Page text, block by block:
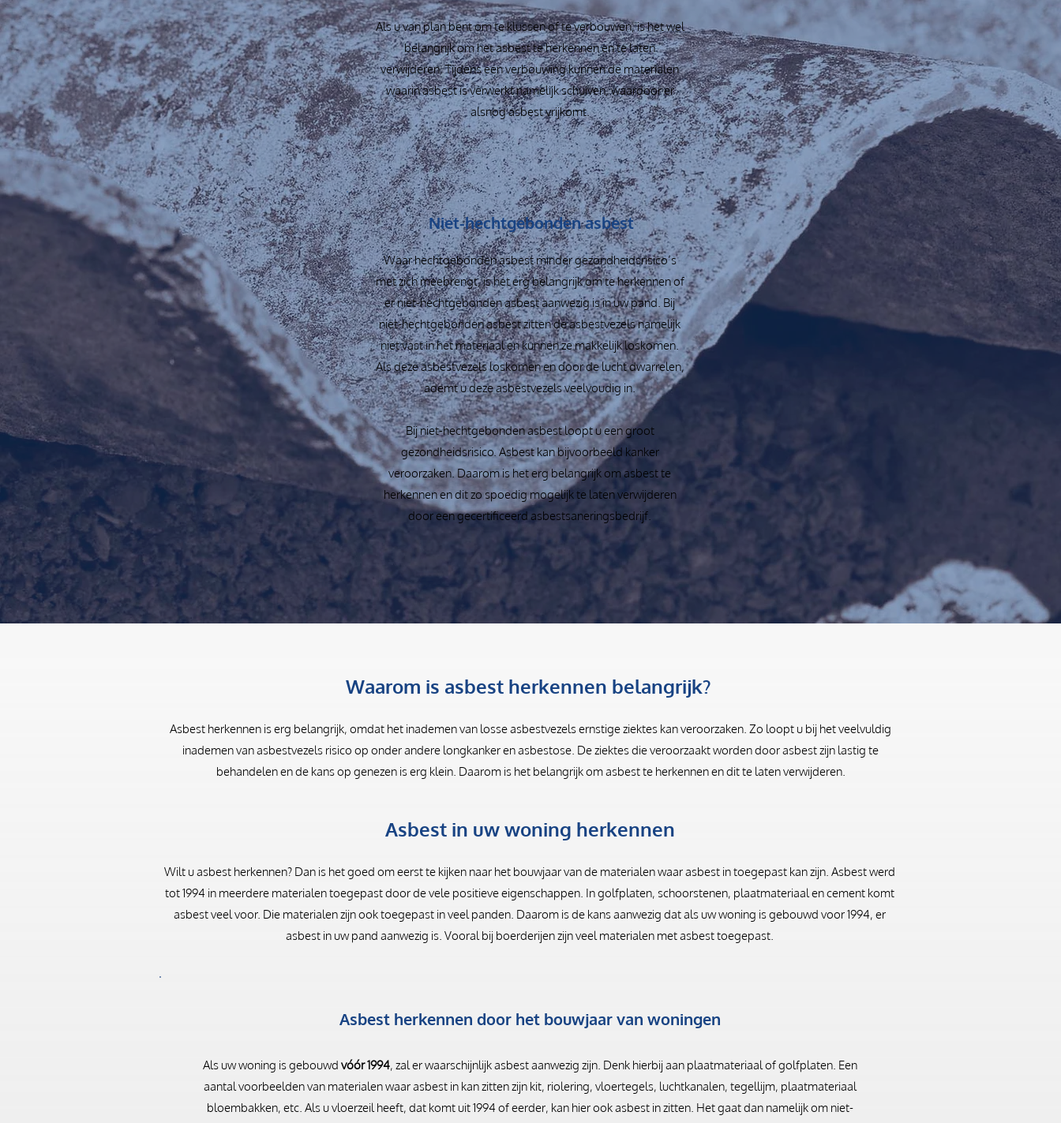
Als u van plan bent om te klussen of te verbouwen, is het wel
belangrijk om het asbest te herkennen en te laten
verwijderen. Tijdens een verbouwing kunnen de materialen
waarin asbest is verwerkt namelijk schuiven, waardoor er
alsnog asbest vrijkomt.
Niet-hechtgebonden asbest
Waar hechtgebonden asbest minder gezondheidsrisico’s
met zich meebrengt, is het erg belangrijk om te herkennen of
er niet-hechtgebonden asbest aanwezig is in uw pand. Bij
niet-hechtgebonden asbest zitten de asbestvezels namelijk
niet vast in het materiaal en kunnen ze makkelijk loskomen.
Als deze asbestvezels loskomen en door de lucht dwarrelen,
ademt u deze asbestvezels veelvoudig in.
Bij niet-hechtgebonden asbest loopt u een groot
gezondheidsrisico. Asbest kan bijvoorbeeld kanker
veroorzaken. Daarom is het erg belangrijk om asbest te
herkennen en dit zo spoedig mogelijk te laten verwijderen
door een gecertificeerd asbestsaneringsbedrijf.
Waarom is asbest herkennen belangrijk?
Asbest herkennen is erg belangrijk, omdat het inademen van losse asbestvezels ernstige ziektes kan veroorzaken. Zo loopt u bij het veelvuldig
inademen van asbestvezels risico op onder andere longkanker en asbestose. De ziektes die veroorzaakt worden door asbest zijn lastig te
behandelen en de kans op genezen is erg klein. Daarom is het belangrijk om asbest te herkennen en dit te laten verwijderen.
Asbest in uw woning herkennen
Wilt u asbest herkennen? Dan is het goed om eerst te kijken naar het bouwjaar van de materialen waar asbest in toegepast kan zijn. Asbest werd
tot 1994 in meerdere materialen toegepast door de vele positieve eigenschappen. In golfplaten, schoorstenen, plaatmateriaal en cement komt
asbest veel voor. Die materialen zijn ook toegepast in veel panden. Daarom is de kans aanwezig dat als uw woning is gebouwd voor 1994, er
asbest in uw pand aanwezig is. Vooral bij boerderijen zijn veel materialen met asbest toegepast.
Asbest herkennen door het bouwjaar van woningen
Als uw woning is gebouwd vóór 1994, zal er waarschijnlijk asbest aanwezig zijn. Denk hierbij aan plaatmateriaal of golfplaten. Een
aantal voorbeelden van materialen waar asbest in kan zitten zijn kit, riolering, vloertegels, luchtkanalen, tegellijm, plaatmateriaal
bloembakken, etc. Als u vloerzeil heeft, dat komt uit 1994 of eerder, kan hier ook asbest in zitten. Het gaat dan namelijk om niet-